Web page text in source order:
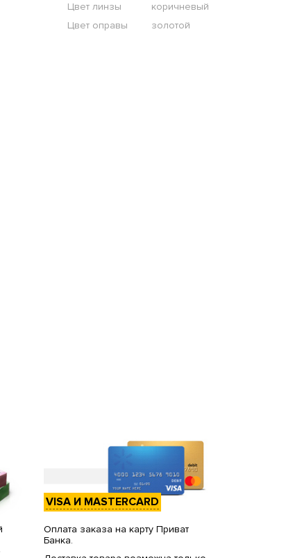
Цвет линзы
коричневый
Цвет оправы
золотой
VISA И MASTERCARD
Оплата заказа на карту Приват
Банка.